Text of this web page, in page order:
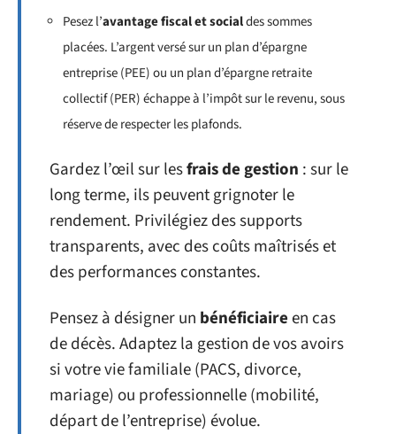
Pesez l’avantage fiscal et socialdes sommes
placées. L’argent versé sur un plan d’épargne
entreprise (PEE) ou un plan d’épargne retraite
collectif (PER) échappe à l’impôt sur le revenu, sous
réserve de respecter les plafonds.
Gardez l’œil sur lesfrais de gestion : sur le
long terme, ils peuvent grignoter le
rendement. Privilégiez des supports
transparents, avec des coûts maîtrisés et
des performances constantes.
Pensez à désigner un bénéficiaireen cas
de décès. Adaptez la gestion de vos avoirs
si votre vie familiale (PACS, divorce,
mariage) ou professionnelle (mobilité,
départ de l’entreprise) évolue.